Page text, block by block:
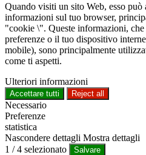
Quando visiti un sito Web, esso può
informazioni sul tuo browser,
"cookie \". Queste informazioni,
preferenze o il tuo dispositivo
mobile), sono principalmente
come ti aspetti.
Ulteriori informazioni
Accettare tutti Reject all
Necessario
Preferenze
statistica
Nascondere dettagli Mostra dettagli
1 /4 selezionato Salvare